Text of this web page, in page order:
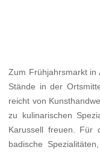
Zum Frühjahrsmarkt in
Stände in der
reicht von
zu kulinarischen
Karussell freuen. Für
badische